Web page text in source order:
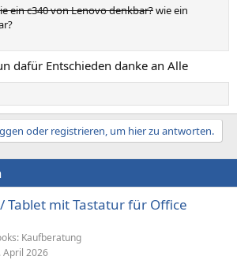
ein c340 von Lenovo denkbar?wie ein
dafür Entschieden danke an Alle
oder registrieren, um hier zu antworten.
Tablet mit Tastatur für Office
Kaufberatung
April 2026